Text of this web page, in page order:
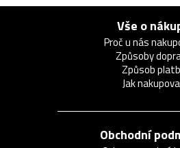
Vše o
Proč u nás
Způsoby
Způsob
Jak
Obchodní